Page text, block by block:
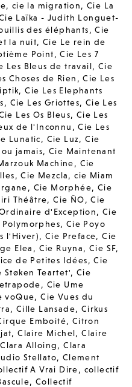
, cie la migration,Cie La
Laïka - Judith Longuet-
des éléphants,Cie
la nuit,Cie Le rein de
Point,Cie Les 7
Les Bleus de travail, Cie
Choses de Rien ,Cie Les
,Cie Les Elephants
, Cie Les Griottes, Cie Les
Les Os Bleus, Cie Les
de l'Inconnu ,Cie Les
Lunatic, Cie Luz,Cie
jamais,Cie Maintenant
Machine, Cie
,Cie Mezcla,cie Miam
, Cie Morphée, Cie
Théâtre,Cie ÑO,Cie
d'Exception,Cie
Polymorphes, Cie Poyo
l'Hiver),Cie Preface,Cie
Elea , Cie Ruyna,Cie SF,
de Petites Idées,Cie
Støken Teartet', Cie
, Cie Ume
voQue,Cie Vues du
, Cille Lansade, Cirkus
Emboité, Citron
,Claire Michel,Claire
Clara Alloing,Clara
Stellato, Clement
A Vrai Dire, collectif
,Collectif